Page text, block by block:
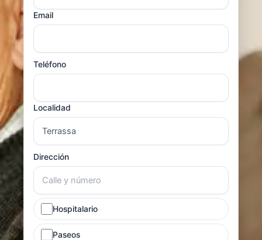
Email
Teléfono
Localidad
Dirección
Hospitalario
Paseos